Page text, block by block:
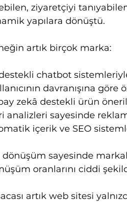
ziyaretçiyi
yapılara dönüştü.
artık birçok marka:
chatbot
davranışına
zekâ destekli ürün
analizleri sayesinde
içerik ve SEO
dönüşüm sayesinde
oranlarını ciddi
artık web sitesi